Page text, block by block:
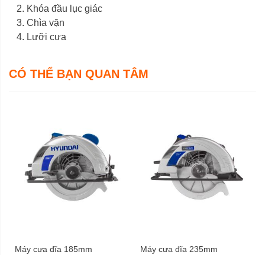
Khóa đầu lục giác
Chìa vặn
Lưỡi cưa
CÓ THỂ BẠN QUAN TÂM
Máy cưa đĩa 185mm
Máy cưa đĩa 235mm